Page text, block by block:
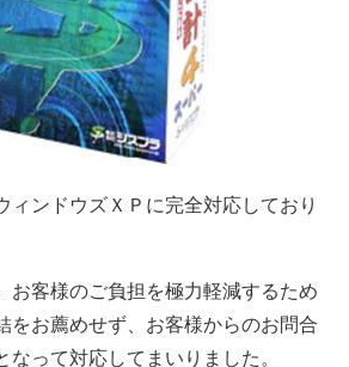
ィンドウズＸＰに完全対応しており
お客様のご負担を極力軽減するため
をお薦めせず、お客様からのお問合
なって対応してまいりました。